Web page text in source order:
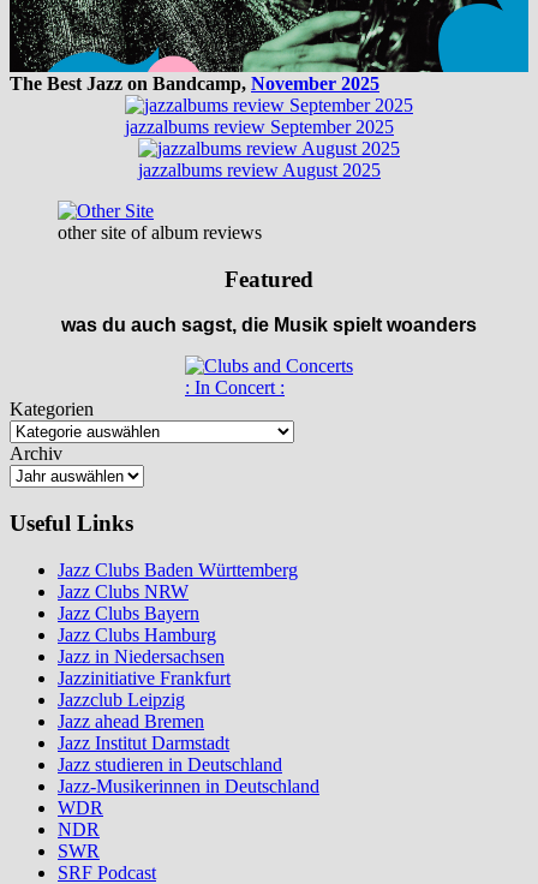
The Best Jazz on Bandcamp, November 2025
jazzalbums review September 2025
jazzalbums review August 2025
other site of album reviews
Featured
was du auch sagst, die Musik spielt woanders
: In Concert :
Kategorien
Archiv
Useful Links
Jazz Clubs Baden Württemberg
Jazz Clubs NRW
Jazz Clubs Bayern
Jazz Clubs Hamburg
Jazz in Niedersachsen
Jazzinitiative Frankfurt
Jazzclub Leipzig
Jazz ahead Bremen
Jazz Institut Darmstadt
Jazz studieren in Deutschland
Jazz-Musikerinnen in Deutschland
WDR
NDR
SWR
SRF Podcast